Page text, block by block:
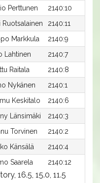
Perttunen 2140:10
Ruotsalainen 2140:11
Markkula 2140:9
Lahtinen 2140:7
Raitala 2140:8
Nykänen 2140:1
Keskitalo 2140:6
Länsimäki 2140:3
Torvinen 2140:2
Känsälä 2140:4
Saarela 2140:12
16.5, 15.0, 11.5